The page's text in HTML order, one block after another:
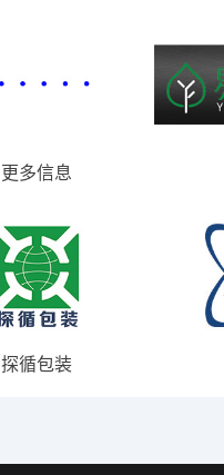
更多信息
探循包装